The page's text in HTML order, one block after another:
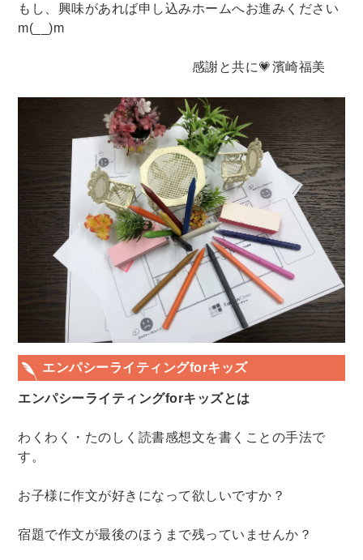
もし、興味があれば申し込みホームへお進みください
m(__)m
感謝と共に💗濱崎福美
エンパシーライティングforキッズ
エンパシーライティングforキッズとは
わくわく・たのしく読書感想文を書くことの手法で
す。
お子様に作文が好きになって欲しいですか？
宿題で作文が最後のほうまで残っていませんか？